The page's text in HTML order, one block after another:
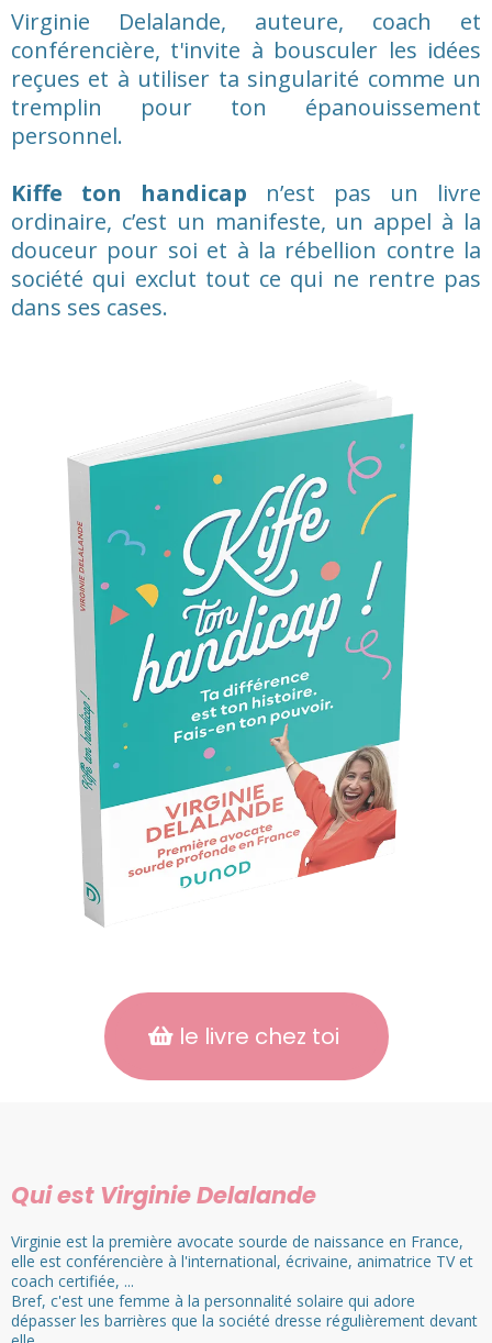
Virginie Delalande, auteure, coach et
conférencière, t'invite à bousculer les idées
reçues et à utiliser ta singularité comme un
tremplin pour ton épanouissement
personnel.
Kiffe ton handicap n’est pas un livre
ordinaire, c’est un manifeste, un appel à la
douceur pour soi et à la rébellion contre la
société qui exclut tout ce qui ne rentre pas
dans ses cases.
le livre chez toi
Qui est Virginie Delalande
Virginie est la première avocate sourde de naissance en France,
elle est conférencière à l'international, écrivaine, animatrice TV et
coach certifiée, ...
Bref, c'est une femme à la personnalité solaire qui adore
dépasser les barrières que la société dresse régulièrement devant